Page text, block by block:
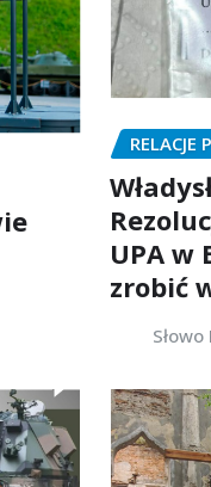
RELACJE
UPA w
zrobić